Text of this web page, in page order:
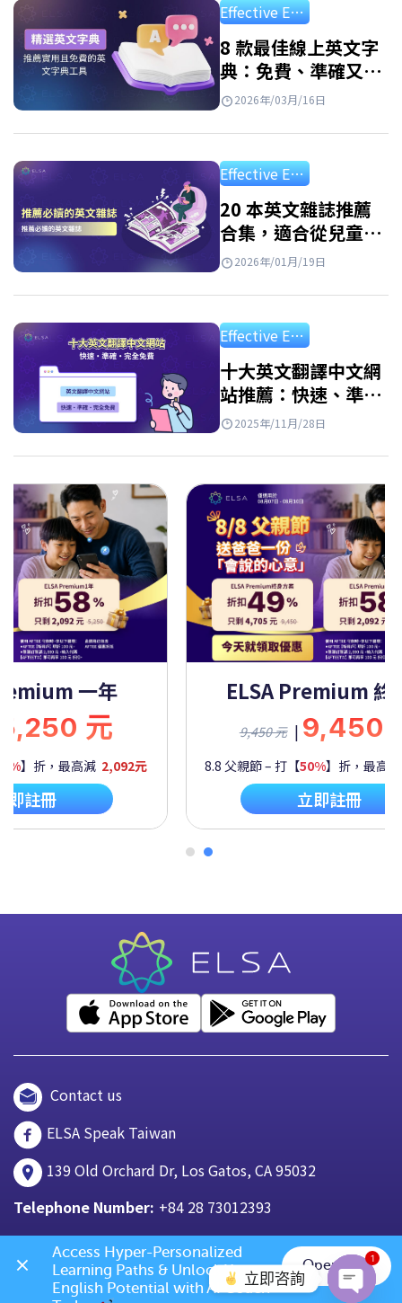
Effective English Study
8 款最佳線上英文字
典：免費、準確又好
用2026年/03月/16日
Effective English Study
20 本英文雜誌推薦
合集，適合從兒童到
成人的所有程度讀者
2026年/01月/19日
Effective English Study
十大英文翻譯中文網
站推薦：快速、準確
且免費
2025年/11月/28日
一年
元
】折，最高減 2,092元
即註冊
ELSA Premium 終
9,450 元 | 9,450
8.8 父親節 – 打【50%】折，最高
立即註冊
Contact us
ELSA Speak Taiwan
139 Old Orchard Dr, Los Gatos, CA 95032
Telephone Number: +84 28 73012393
立即咨詢
1
Access Hyper-Personalized
Learning Paths & Unlock Your
English Potential with AI Coach
Open App